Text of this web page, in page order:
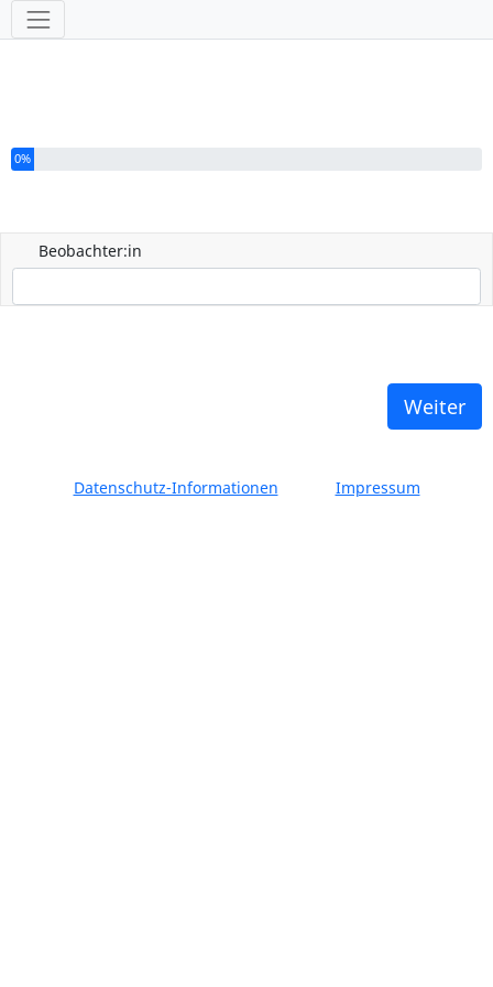
Werkzeuge
Sie haben 0% dieser Umfrage fertiggestellt.
0%
Beobachter:in
Weiter
Datenschutz-Informationen Impressum